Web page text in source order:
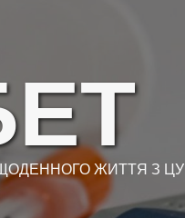
ЖИТТЯ З